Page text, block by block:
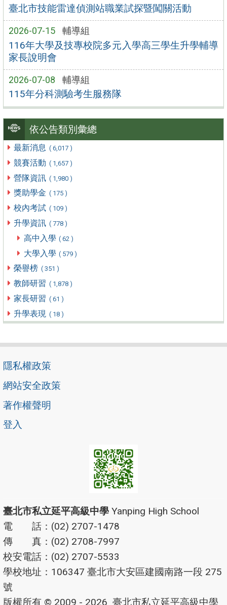
臺北市技能雷達偵測站職業試探暨闖關活動
2026-07-15 輔導組
116年大學及技專校院多元入學高三學生升學輔導
家長說明會
2026-07-08 輔導組
115年分科測驗考生服務隊
依公告類別彙總
最新消息 ( 6,017 )
競賽活動 ( 1,657 )
營隊資訊 ( 1,980 )
獎助學金 ( 175 )
校內考試 ( 109 )
升學資訊 ( 778 )
高中入學 ( 62 )
大學入學 ( 579 )
榮譽榜 ( 351 )
教師研習 ( 1,878 )
家長研習 ( 61 )
升學表現 ( 18 )
隱私權政策
網站安全政策
著作權聲明
登入
臺北市私立延平高級中學 Yanping High School
電 話：(02) 2707-1478
傳 真：(02) 2708-7997
校安電話：(02) 2707-5533
學校地址：106347 臺北市大安區建國南路一段 275
號
版權所有 © 2009 - 2026 臺北市私立延平高級中學